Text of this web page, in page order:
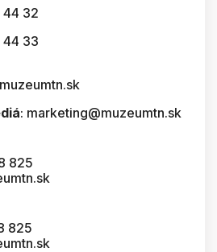
44 32
44 33
: marketing@muzeumtn.sk
825
825